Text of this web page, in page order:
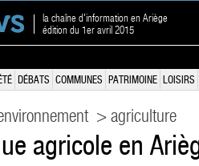
la chaîne d'information en Ariège
édition du 1er avril 2015
DÉBATS COMMUNES PATRIMOINE LOISIRS
> agriculture
agricole en